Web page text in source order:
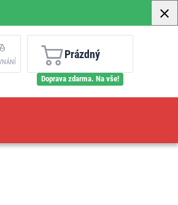
Prázdný
Doprava zdarma. Na vše!